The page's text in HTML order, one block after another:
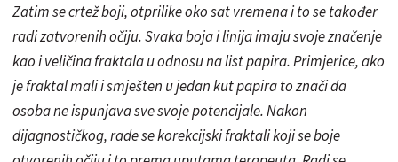
Zatim se crtež boji, otprilike oko sat vremena i to se također
radi zatvorenih očiju. Svaka boja i linija imaju svoje značenje
kao i veličina fraktala u odnosu na list papira. Primjerice, ako
je fraktal mali i smješten u jedan kut papira to znači da
osoba ne ispunjava sve svoje potencijale. Nakon
dijagnostičkog, rade se korekcijski fraktali koji se boje